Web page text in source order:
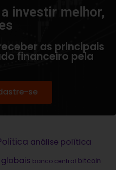
investir melhor,
as principais
financeiro pela
se
análise política
banco central bitcoin